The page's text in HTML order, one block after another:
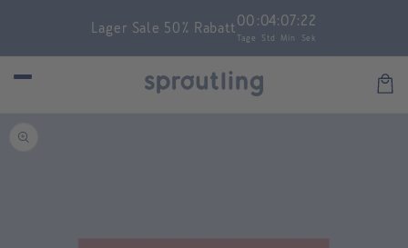
Lager Sale 50% Rabatt00
Tage
:04
Std
:07
Min
:21
Sek
product